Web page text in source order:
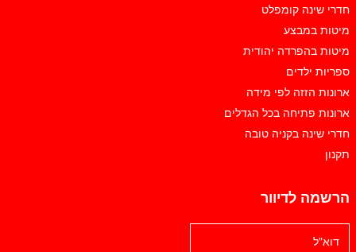
חדרי שינה קומפלט
מיטות במבצע
מיטות בהפרדה יהודית
ספריות ילדים
ארונות הזזה לפי מידה
ארונות פתיחה בכל הגדלים
חדרי שינה בקניה טובה
תקנון
הרשמה לדיוור